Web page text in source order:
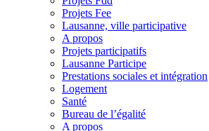
Projets Fee
Lausanne, ville participative
A propos
Projets participatifs
Lausanne Participe
Prestations sociales et intégration
Logement
Santé
Bureau de l’égalité
A propos